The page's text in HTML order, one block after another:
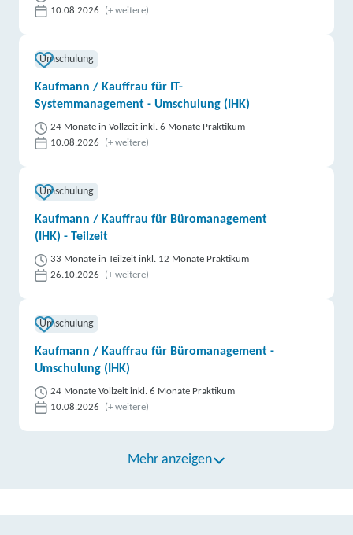
10.08.2026
(+ weitere)
Umschulung
Kaufmann / Kauffrau für IT-
Systemmanagement - Umschulung (IHK)
24 Monate in Vollzeit inkl. 6 Monate Praktikum
10.08.2026
(+ weitere)
Umschulung
Kaufmann / Kauffrau für Büromanagement
(IHK) - Teilzeit
33 Monate in Teilzeit inkl. 12 Monate Praktikum
26.10.2026
(+ weitere)
Umschulung
Kaufmann / Kauffrau für Büromanagement -
Umschulung (IHK)
24 Monate Vollzeit inkl. 6 Monate Praktikum
10.08.2026
(+ weitere)
Mehr anzeigen